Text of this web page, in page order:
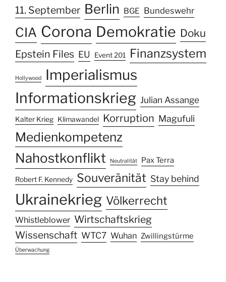
11. September Berlin BGE Bundeswehr
CIA Corona Demokratie Doku
Epstein Files EU Event 201 Finanzsystem
Hollywood
Imperialismus
Informationskrieg Julian Assange
Kalter Krieg Klimawandel Korruption Magufuli
Medienkompetenz
Nahostkonflikt Neutralität Pax Terra
Robert F. Kennedy Souveränität Stay behind
Ukrainekrieg Völkerrecht
Whistleblower Wirtschaftskrieg
Wissenschaft WTC7 Wuhan Zwillingstürme
Überwachung